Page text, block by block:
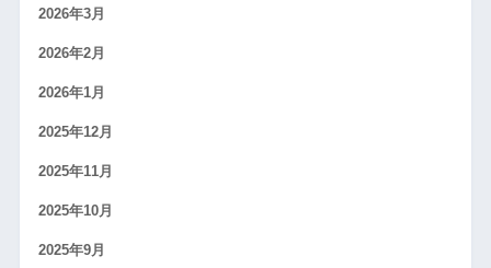
2026年3月
2026年2月
2026年1月
2025年12月
2025年11月
2025年10月
2025年9月